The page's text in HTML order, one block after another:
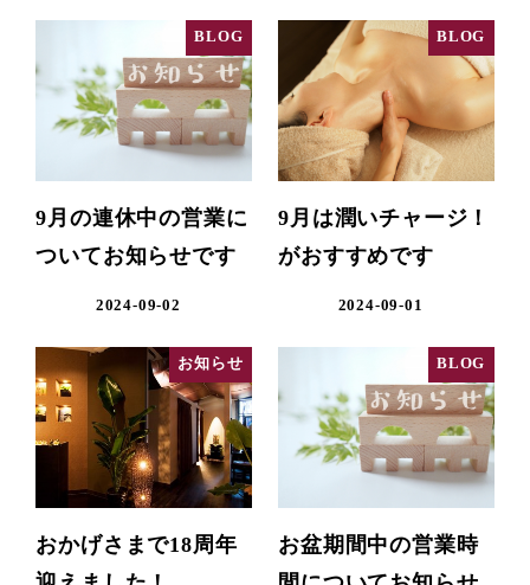
BLOG
9月の連休中の営業に
ついてお知らせです
2024-09-02
BLOG
9月は潤いチャージ！
がおすすめです
2024-09-01
お知らせ
おかげさまで18周年
BLOG
お盆期間中の営業時